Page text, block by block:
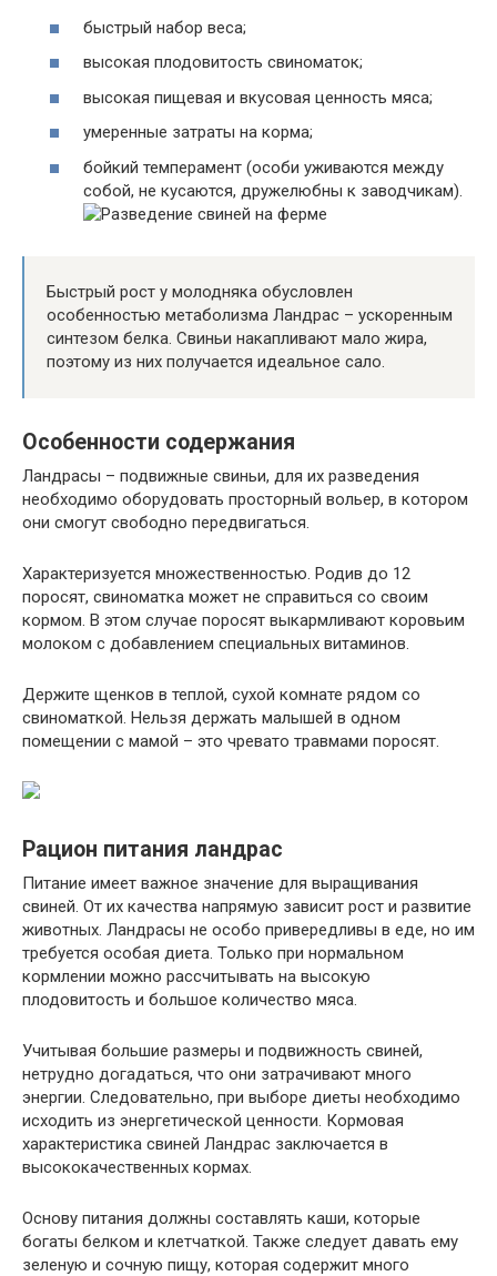
быстрый набор веса;
высокая плодовитость свиноматок;
высокая пищевая и вкусовая ценность мяса;
умеренные затраты на корма;
бойкий темперамент (особи уживаются между
собой, не кусаются, дружелюбны к заводчикам).
Быстрый рост у молодняка обусловлен
особенностью метаболизма Ландрас – ускоренным
синтезом белка. Свиньи накапливают мало жира,
поэтому из них получается идеальное сало.
Особенности содержания
Ландрасы – подвижные свиньи, для их разведения
необходимо оборудовать просторный вольер, в котором
они смогут свободно передвигаться.
Характеризуется множественностью. Родив до 12
поросят, свиноматка может не справиться со своим
кормом. В этом случае поросят выкармливают коровьим
молоком с добавлением специальных витаминов.
Держите щенков в теплой, сухой комнате рядом со
свиноматкой. Нельзя держать малышей в одном
помещении с мамой – это чревато травмами поросят.
Рацион питания ландрас
Питание имеет важное значение для выращивания
свиней. От их качества напрямую зависит рост и развитие
животных. Ландрасы не особо привередливы в еде, но им
требуется особая диета. Только при нормальном
кормлении можно рассчитывать на высокую
плодовитость и большое количество мяса.
Учитывая большие размеры и подвижность свиней,
нетрудно догадаться, что они затрачивают много
энергии. Следовательно, при выборе диеты необходимо
исходить из энергетической ценности. Кормовая
характеристика свиней Ландрас заключается в
высококачественных кормах.
Основу питания должны составлять каши, которые
богаты белком и клетчаткой. Также следует давать ему
зеленую и сочную пищу, которая содержит много